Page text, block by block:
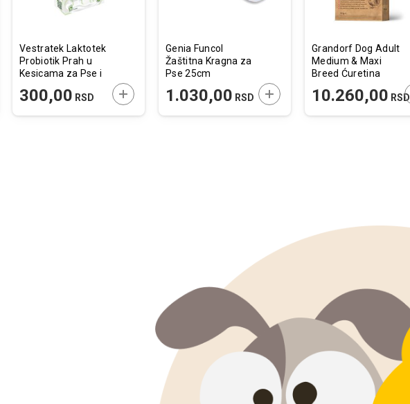
U KORPU
Vestratek Laktotek
Probiotik Prah u
Kesicama za Pse i
300,00 RSD DODAJTE U KORPU
Genia Funcol
Žaštitna Kragna za
Pse 25cm
1.030,00 RSD DODAJTE U KORPU
Grandorf Dog Adult
Medium & Maxi
Breed Ćuretina
10.260,00 RSD